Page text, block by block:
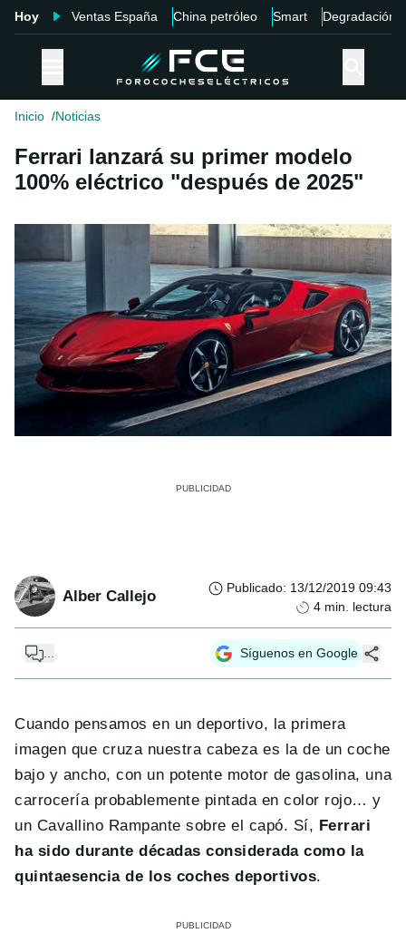
Hoy Ventas España China petróleo Smart Degradación
Inicio Noticias
Ferrari lanzará su primer modelo
100% eléctrico "después de 2025"
Alber Callejo Publicado: 13/12/2019 09:43
4 min. lectura
... Síguenos en Google
Cuando pensamos en un deportivo, la primera
imagen que cruza nuestra cabeza es la de un coche
bajo y ancho, con un potente motor de gasolina, una
carrocería probablemente pintada en color rojo… y
un Cavallino Rampante sobre el capó. Sí, Ferrari
ha sido durante décadas considerada como la
quintaesencia de los coches deportivos.